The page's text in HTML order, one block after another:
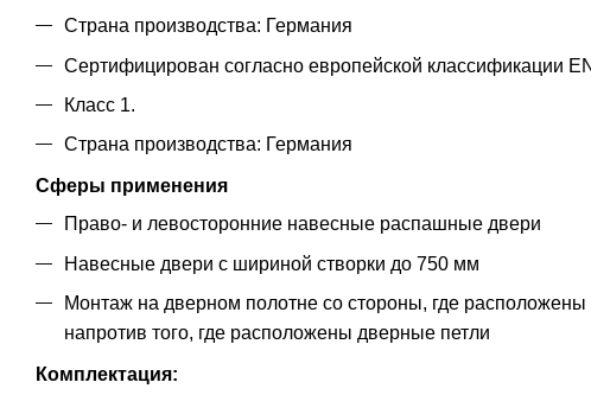
Страна производства: Германия
Сертифицирован согласно европейской классификации
Класс 1.
Страна производства: Германия
Сферы применения
Право- и левосторонние навесные распашные двери
Навесные двери с шириной створки до 750 мм
Монтаж на дверном полотне со стороны, где
напротив того, где расположены дверные петли
Комплектация: